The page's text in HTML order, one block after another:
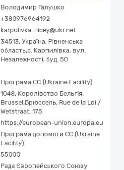
Володимир Галушко
+380976964192
karpulivka_licey@ukr.net
34513, Україна, Рівненська
область,c. Карпилівка, вул.
Незалежності, буд. 50
Програма ЄС (Ukraine Facility)
1048, Королівство Бельгія,
Brussel,Брюссель, Rue de la Loi /
Wetstraat, 175
https://european-union.europa.eu
Програма допомоги ЄС (Ukraine
Facility)
55000
Рада Європейського Союзу